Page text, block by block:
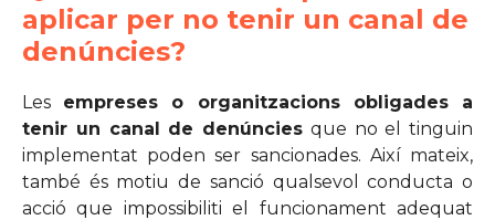
aplicar per no tenir un canal de
denúncies?
Les empreses o organitzacions obligades a
tenir un canal de denúncies que no el tinguin
implementat poden ser sancionades. Així mateix,
també és motiu de sanció qualsevol conducta o
acció que impossibiliti el funcionament adequat